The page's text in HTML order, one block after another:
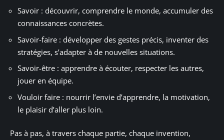
Savoir : découvrir, comprendre le monde, accumuler des
connaissances concrètes.
Savoir-faire : développer des gestes précis, inventer des
stratégies, s’adapter à de nouvelles situations.
Savoir-être : apprendre à écouter, respecter les autres,
jouer en équipe.
Vouloir faire : nourrir l’envie d’apprendre, la motivation,
le plaisir d’aller plus loin.
Pas à pas, à travers chaque partie, chaque invention,